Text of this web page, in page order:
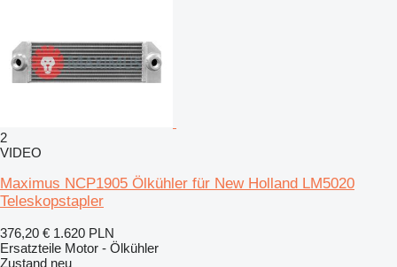
2
VIDEO
Maximus NCP1905 Ölkühler für New Holland LM5020
Teleskopstapler
376,20 € 1.620 PLN
Ersatzteile Motor - Ölkühler
Zustand neu